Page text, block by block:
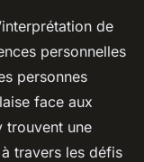
de
personnelles
personnes
face aux
trouvent une
travers les défis